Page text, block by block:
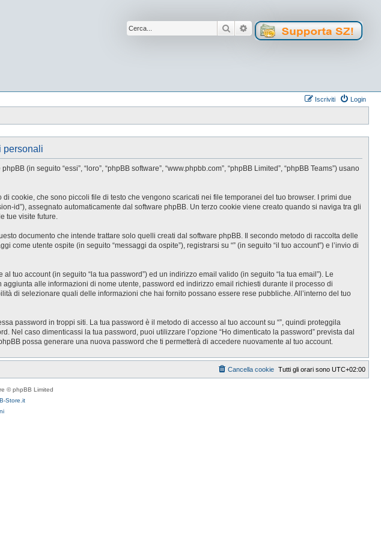
Cerca Ricerca avanzata
Login
Iscriviti
personali
(in seguito “essi”, “loro”, “phpBB software”, “www.phpbb.com”, “phpBB Limited”, “phpBB Teams”) usano
cookie, che sono piccoli file di testo che vengono scaricati nei file temporanei del tuo browser. I primi due
id”), assegnato automaticamente dal software phpBB. Un terzo cookie viene creato quando si naviga tra gli
tue visite future.
documento che intende trattare solo quelli creati dal software phpBB. Il secondo metodo di raccolta delle
utente ospite (in seguito “messaggi da ospite”), registrarsi su “” (in seguito “il tuo account”) e l’invio di
tuo account (in seguito “la tua password”) ed un indirizzo email valido (in seguito “la tua email”). Le
alle informazioni di nome utente, password ed indirizzo email richiesti durante il processo di
di selezionare quali delle informazioni che hai fornito possano essere rese pubbliche. All’interno del tuo
password in troppi siti. La tua password è il metodo di accesso al tuo account su “”, quindi proteggila
Nel caso dimenticassi la tua password, puoi utilizzare l’opzione “Ho dimenticato la password” prevista dal
possa generare una nuova password che ti permetterà di accedere nuovamente al tuo account.
Tutti gli orari sono UTC+02:00
Cancella cookie
© phpBB Limited
Store.it